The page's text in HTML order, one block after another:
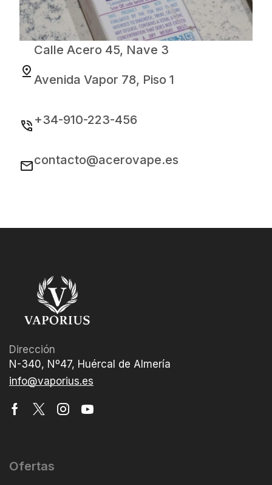
Calle Acero 45, Nave 3
Avenida Vapor 78, Piso 1
+34-910-223-456
contacto@acerovape.es
Dirección
N-340, Nº47, Huércal de Almería
info@vaporius.es
Ofertas